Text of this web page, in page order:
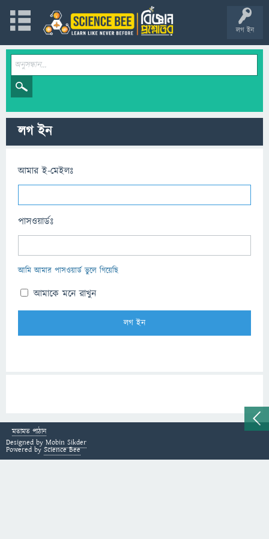
লগ ইন
লগ ইন
আমার ই-মেইলঃ
পাসওয়ার্ডঃ
আমি আমার পাসওয়ার্ড ভুলে গিয়েছি
আমাকে মনে রাখুন
মতামত পাঠান
Designed by Mobin Sikder
Powered by Science Bee